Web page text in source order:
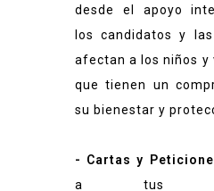
desde el apoyo
los candidatos y
afectan a los niños y
que tienen un
su bienestar y
- Cartas y
a tus